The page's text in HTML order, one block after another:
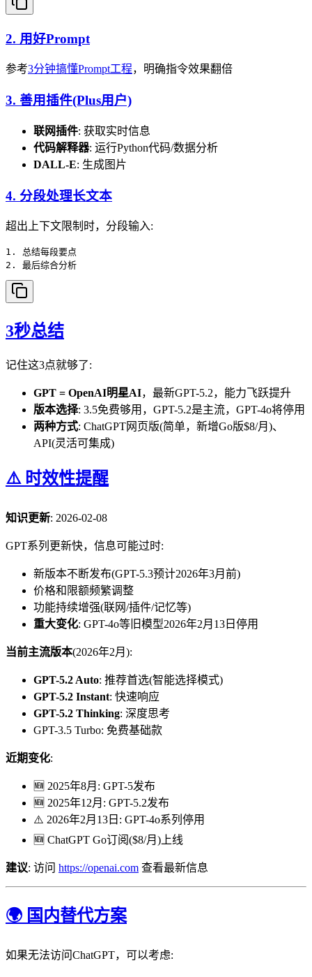
2. 用好Prompt
参考3分钟搞懂Prompt工程，明确指令效果翻倍
3. 善用插件(Plus用户)
联网插件: 获取实时信息
代码解释器: 运行Python代码/数据分析
DALL-E: 生成图片
4. 分段处理长文本
超出上下文限制时，分段输入:
1. 总结每段要点
3秒总结
记住这3点就够了:
GPT = OpenAI明星AI，最新GPT-5.2，能力飞跃提升
版本选择: 3.5免费够用，GPT-5.2是主流，GPT-4o将停用
两种方式: ChatGPT网页版(简单，新增Go版$8/月)、
API(灵活可集成)
⚠️ 时效性提醒
知识更新: 2026-02-08
GPT系列更新快，信息可能过时:
新版本不断发布(GPT-5.3预计2026年3月前)
价格和限额频繁调整
功能持续增强(联网/插件/记忆等)
重大变化: GPT-4o等旧模型2026年2月13日停用
当前主流版本(2026年2月):
GPT-5.2 Auto: 推荐首选(智能选择模式)
GPT-5.2 Instant: 快速响应
GPT-5.2 Thinking: 深度思考
GPT-3.5 Turbo: 免费基础款
近期变化:
🆕 2025年8月: GPT-5发布
🆕 2025年12月: GPT-5.2发布
⚠️ 2026年2月13日: GPT-4o系列停用
🆕 ChatGPT Go订阅($8/月)上线
建议: 访问 https://openai.com 查看最新信息
🌍 国内替代方案
如果无法访问ChatGPT，可以考虑: